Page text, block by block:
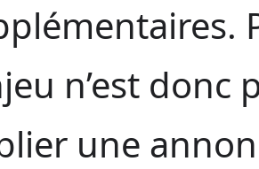
n’est
une